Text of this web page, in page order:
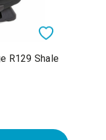
R129 Shale